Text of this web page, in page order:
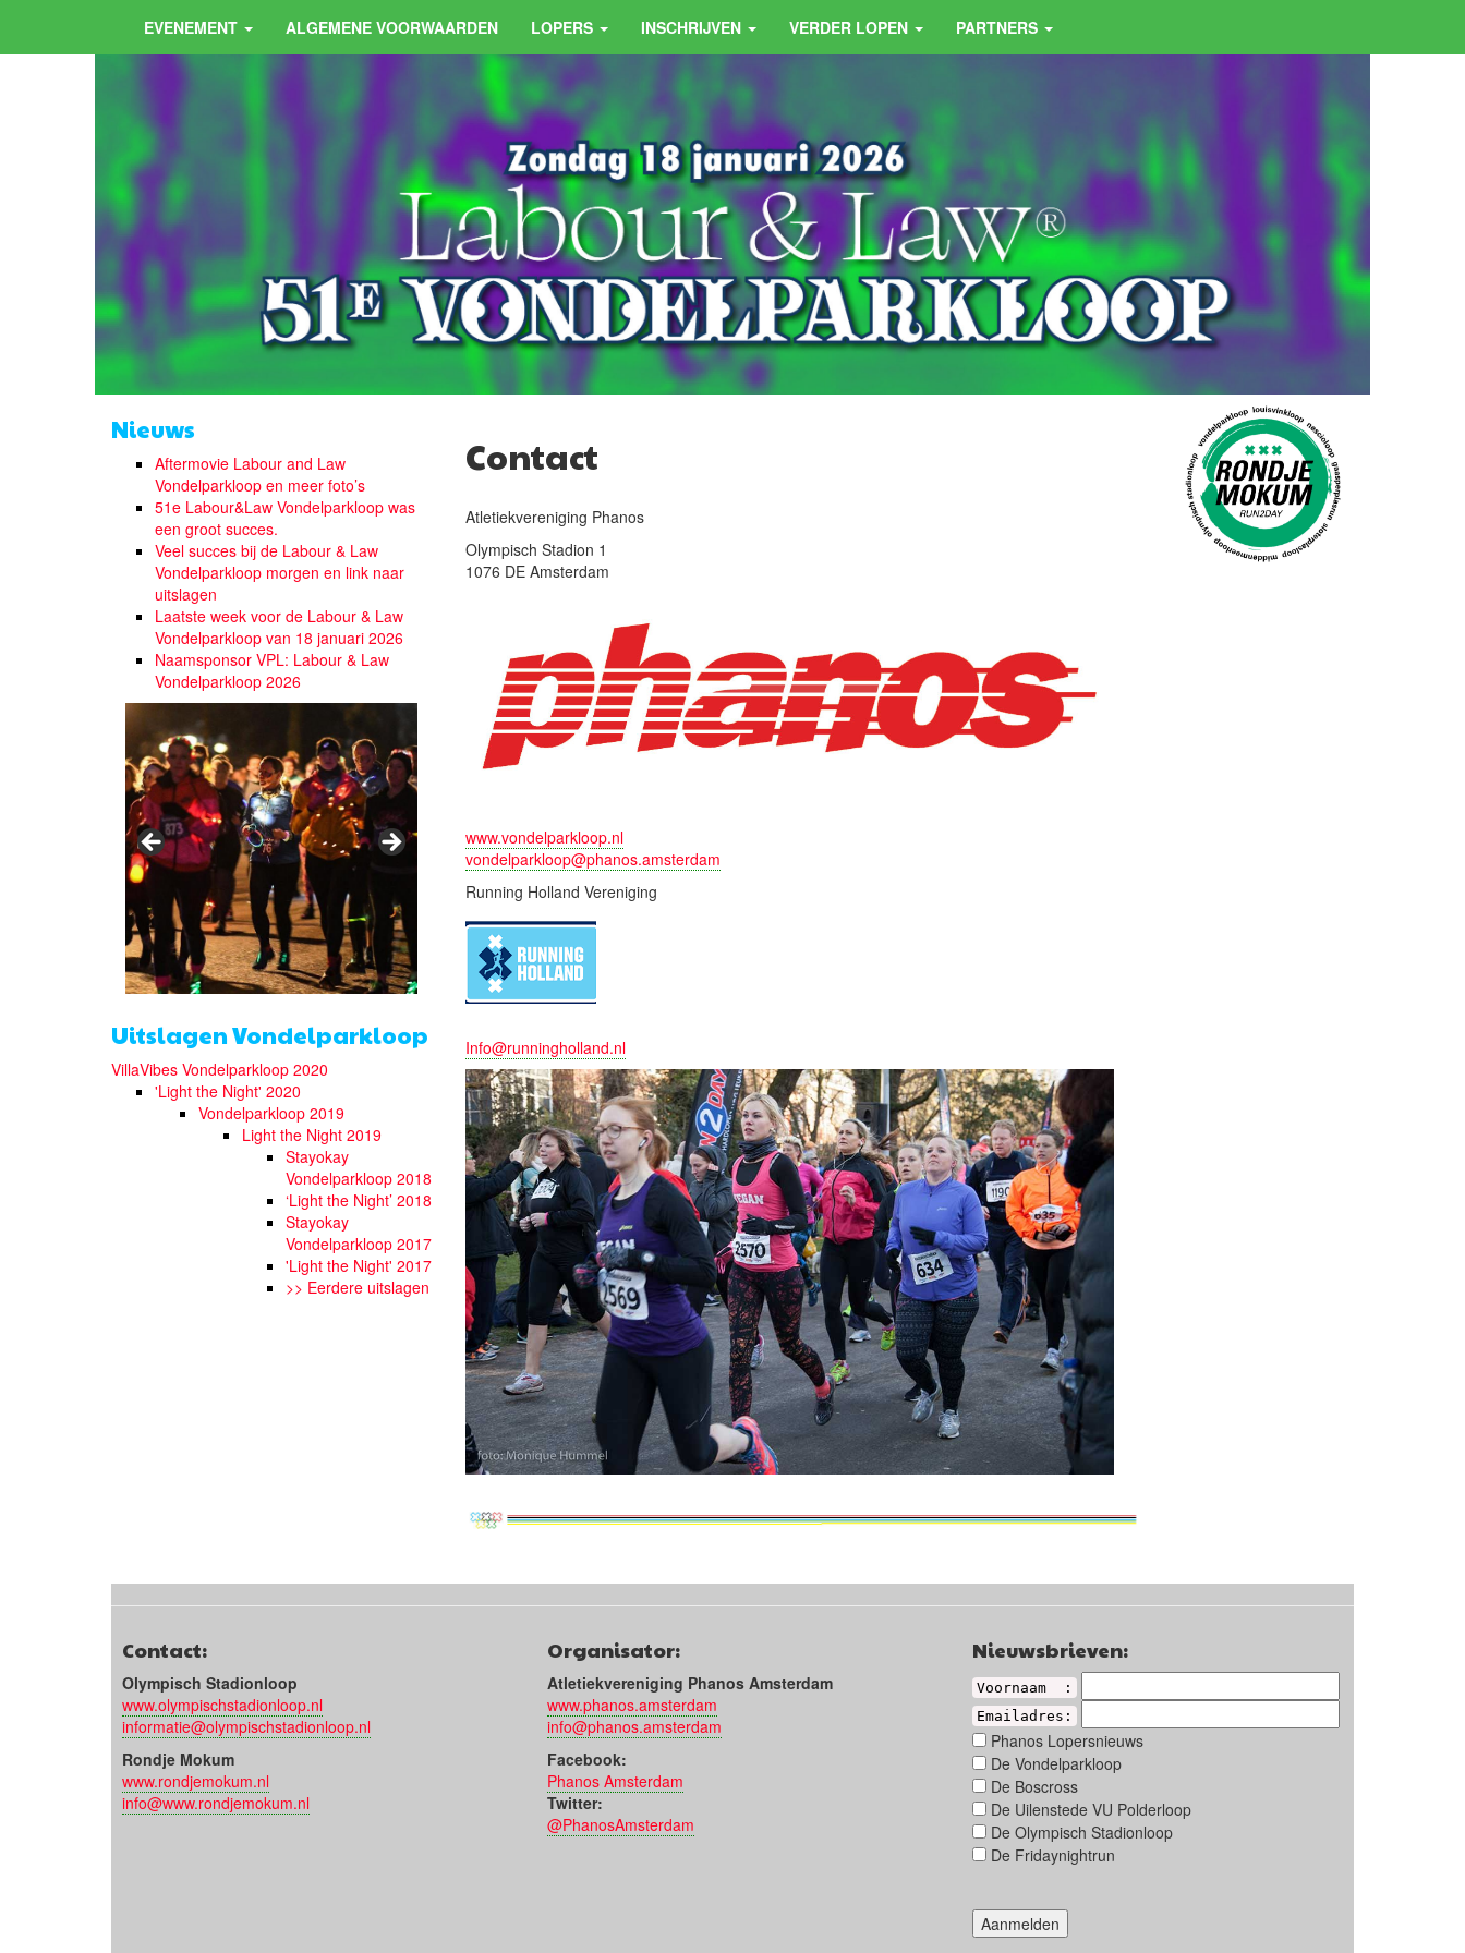
EVENEMENT ALGEMENE VOORWAARDEN LOPERS INSCHRIJVEN VERDER LOPEN PARTNERS
Contact
Atletiekvereniging Phanos
Olympisch Stadion 1
1076 DE Amsterdam
www.vondelparkloop.nl
vondelparkloop@phanos.amsterdam
Running Holland Vereniging
Info@runningholland.nl
Nieuws
Aftermovie Labour and Law
Vondelparkloop en meer foto’s
51e Labour&Law Vondelparkloop was
een groot succes.
Veel succes bij de Labour & Law
Vondelparkloop morgen en link naar
uitslagen
Laatste week voor de Labour & Law
Vondelparkloop van 18 januari 2026
Naamsponsor VPL: Labour & Law
Vondelparkloop 2026
Uitslagen Vondelparkloop
VillaVibes Vondelparkloop 2020
'Light the Night' 2020
Vondelparkloop 2019
Light the Night 2019
Stayokay
Vondelparkloop 2018
‘Light the Night’ 2018
Stayokay
Vondelparkloop 2017
'Light the Night' 2017
>> Eerdere uitslagen
Contact:
Olympisch Stadionloop
www.olympischstadionloop.nl
informatie@olympischstadionloop.nl
Rondje Mokum
www.rondjemokum.nl
info@www.rondjemokum.nl
Organisator:
Atletiekvereniging Phanos Amsterdam
www.phanos.amsterdam
info@phanos.amsterdam
Facebook:
Phanos Amsterdam
Twitter:
@PhanosAmsterdam
Nieuwsbrieven:
Voornaam :
Emailadres:
Phanos Lopersnieuws
De Vondelparkloop
De Boscross
De Uilenstede VU Polderloop
De Olympisch Stadionloop
De Fridaynightrun